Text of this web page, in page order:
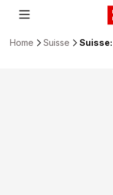
Home Suisse